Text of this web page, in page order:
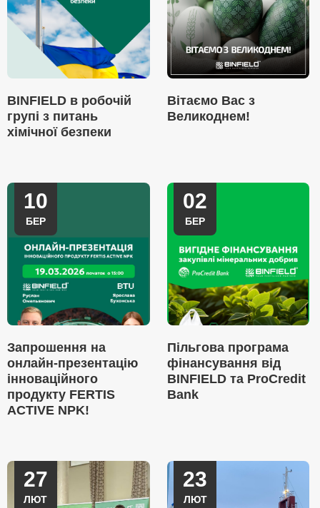
BINFIELD в робочій
групі з питань
хімічної безпеки
Вітаємо Вас з
Великоднем!
10
БЕР
Запрошення на
онлайн-презентацію
інноваційного
продукту FERTIS
ACTIVE NPK!
02
БЕР
Пільгова програма
фінансування від
BINFIELD та ProCredit
Bank
27
ЛЮТ
23
ЛЮТ